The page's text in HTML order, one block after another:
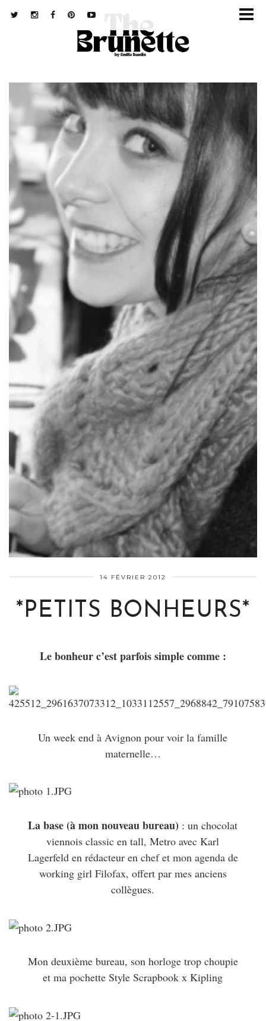
14 FÉVRIER 2012
*PETITS BONHEURS*
Le bonheur c’est parfois simple comme :
Un week end à Avignon pour voir la famille
maternelle…
La base (à mon nouveau bureau) : un chocolat
viennois classic en tall, Metro avec Karl
Lagerfeld en rédacteur en chef et mon agenda de
working girl Filofax, offert par mes anciens
collègues.
Mon deuxième bureau, son horloge trop choupie
et ma pochette Style Scrapbook x Kipling